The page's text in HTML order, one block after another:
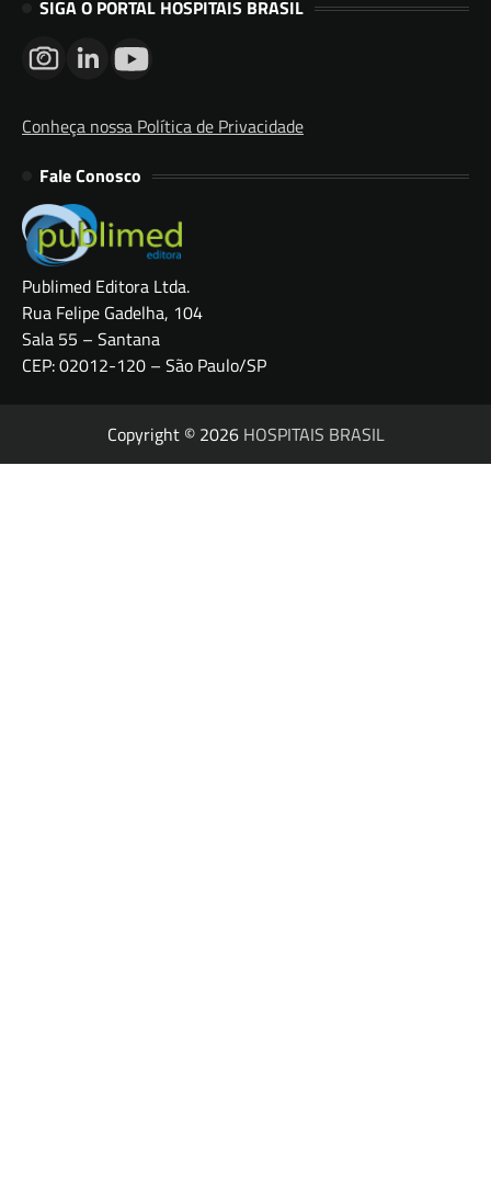
SIGA O PORTAL HOSPITAIS BRASIL
Conheça nossa Política de Privacidade
Fale Conosco
Publimed Editora Ltda.
Rua Felipe Gadelha, 104
Sala 55 – Santana
CEP: 02012-120 – São Paulo/SP
Copyright © 2026 HOSPITAIS BRASIL